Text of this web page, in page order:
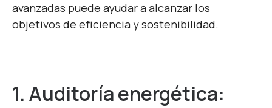
avanzadas puede ayudar a alcanzar los
objetivos de eficiencia y sostenibilidad.
1. Auditoríaenergética: